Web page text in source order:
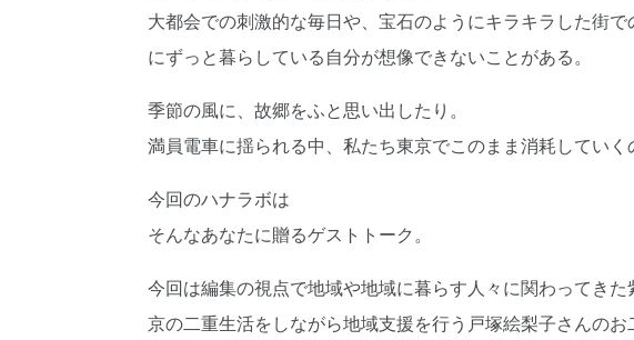
大都会での刺激的な毎日や、宝石のようにキラキラした街
にずっと暮らしている自分が想像できないことがある。
季節の風に、故郷をふと思い出したり。
満員電車に揺られる中、私たち東京でこのまま消耗していく
今回のハナラボは
そんなあなたに贈るゲストトーク。
今回は編集の視点で地域や地域に暮らす人々に関わってき
京の二重生活をしながら地域支援を行う戸塚絵梨子さんのお